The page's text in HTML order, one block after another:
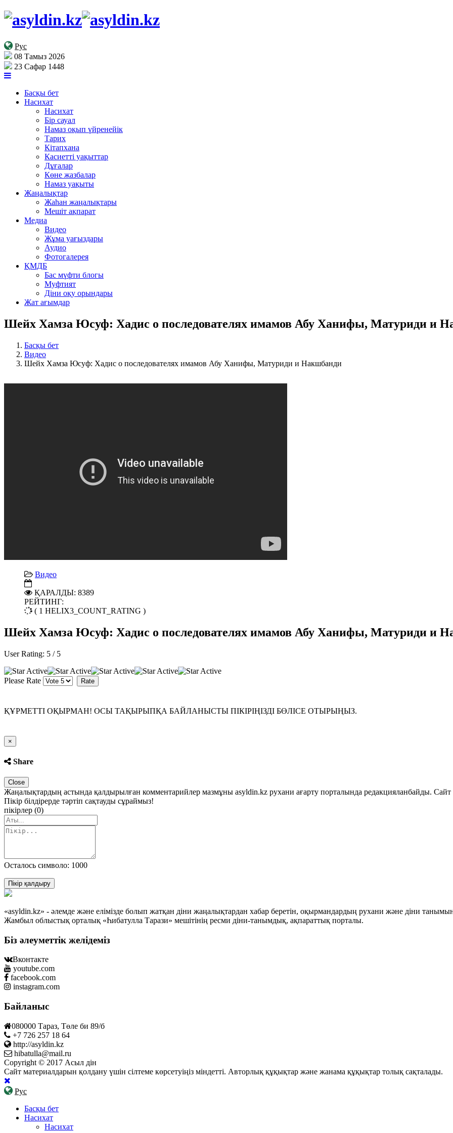
Рус
08 Тамыз 2026
23 Сафар 1448
Басқы бет
Насихат
Насихат
Бір сауал
Намаз оқып үйренейік
Тарих
Кітапхана
Касиетті уақыттар
Дұғалар
Көне жазбалар
Намаз уақыты
Жаңалықтар
Жаһан жаңалықтары
Мешіт ақпарат
Медиа
Видео
Жұма уағыздары
Аудио
Фотогалерея
ҚМДБ
Бас мүфти блогы
Муфтият
Діни оқу орындары
Жат ағымдар
Шейх Хамза Юсуф: Хадис о последователях имамов Абу Ханифы, Матуриди и
Басқы бет
Видео
Шейх Хамза Юсуф: Хадис о последователях имамов Абу Ханифы, Матуриди и Накшбанди
Видео
ҚАРАЛДЫ: 8389
РЕЙТИНГ:
( 1 HELIX3_COUNT_RATING )
Шейх Хамза Юсуф: Хадис о последователях имамов Абу Ханифы, Матуриди и
User Rating: 5 / 5
Please Rate
ҚҰРМЕТТІ ОҚЫРМАН! ОСЫ ТАҚЫРЫПҚА БАЙЛАНЫСТЫ ПІКІРІҢІЗДІ БӨЛІСЕ ОТЫРЫҢЫЗ.
×
Share
Close
Жаңалықтардың астында қалдырылған комментарийлер мазмұны asyldin.kz рухани ағарту порталында редакцияланбайды. Сайт
Пікір білдірерде тәртіп сақтауды сұраймыз!
пікірлер (0)
Осталось символо: 1000
Пікір қалдыру
«asyldin.kz» - әлемде және елімізде болып жатқан діни жаңалықтардан хабар беретін, оқырмандардың рухани және діни
Жамбыл облыстық орталық «Һибатулла Тарази» мешітінің ресми діни-танымдық, ақпараттық порталы.
Біз әлеуметтік желідеміз
Вконтакте
youtube.com
facebook.com
instagram.com
Байланыс
080000 Тараз, Төле би 89/б
+7 726 257 18 64
http://asyldin.kz
hibatulla@mail.ru
Copyright © 2017 Асыл дін
Сайт материалдарын қолдану үшін сілтеме көрсетуіңіз міндетті. Авторлық құқықтар және жанама құқықтар толық сақталады.
Рус
Басқы бет
Насихат
Насихат